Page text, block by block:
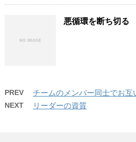
悪循環を断ち切る
PREV チームのメンバー同士でお互
NEXT リーダーの資質